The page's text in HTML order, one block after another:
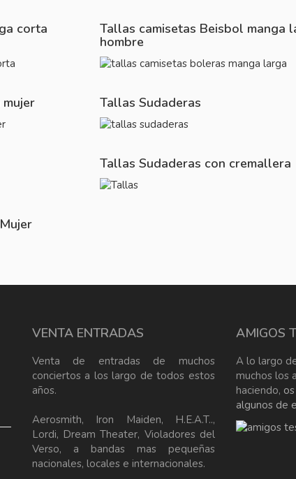
corta Tallas camisetas Beisbol manga
hombre
Tallas Sudaderas
Tallas Sudaderas con cremallera
VENTA ENTRADAS
Venta de entradas de muchos
conciertos a los largo de todos estos
años.
Aerosmith, Iron Maiden, H.E.A.T..,
Lordi, Dream Theater, Violadores del
Verso, a bandas mas pequeñas
nacionales, locales e internacionales.
AMIGOS
A lo largo
muchos los
haciendo,
algunos de